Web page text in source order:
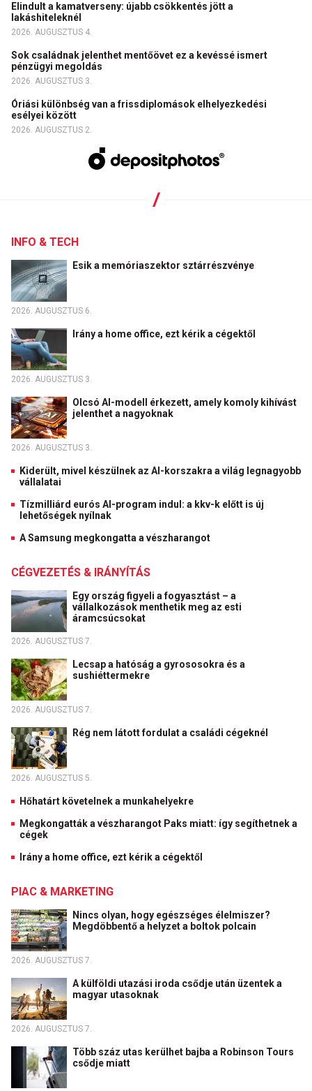
Elindult a kamatverseny: újabb csökkentés jött a
lakáshiteleknél
2026. AUGUSZTUS 4.
Sok családnak jelenthet mentőövet ez a kevéssé ismert
pénzügyi megoldás
2026. AUGUSZTUS 3.
Óriási különbség van a frissdiplomások elhelyezkedési
esélyei között
2026. AUGUSZTUS 2.
INFO & TECH
Esik a memóriaszektor sztárrészvénye
2026. AUGUSZTUS 6.
Irány a home office, ezt kérik a cégektől
2026. AUGUSZTUS 3.
Olcsó AI-modell érkezett, amely komoly kihívást
jelenthet a nagyoknak
2026. AUGUSZTUS 3.
Kiderült, mivel készülnek az AI-korszakra a világ legnagyobb
vállalatai
Tízmilliárd eurós AI-program indul: a kkv-k előtt is új
lehetőségek nyílnak
A Samsung megkongatta a vészharangot
CÉGVEZETÉS & IRÁNYÍTÁS
Egy ország figyeli a fogyasztást – a
vállalkozások menthetik meg az esti
áramcsúcsokat
2026. AUGUSZTUS 7.
Lecsap a hatóság a gyrososokra és a
sushiéttermekre
2026. AUGUSZTUS 7.
Rég nem látott fordulat a családi cégeknél
2026. AUGUSZTUS 5.
Hőhatárt követelnek a munkahelyekre
Megkongatták a vészharangot Paks miatt: így segíthetnek a
cégek
Irány a home office, ezt kérik a cégektől
PIAC & MARKETING
Nincs olyan, hogy egészséges élelmiszer?
Megdöbbentő a helyzet a boltok polcain
2026. AUGUSZTUS 7.
A külföldi utazási iroda csődje után üzentek a
magyar utasoknak
2026. AUGUSZTUS 7.
Több száz utas kerülhet bajba a Robinson Tours
csődje miatt